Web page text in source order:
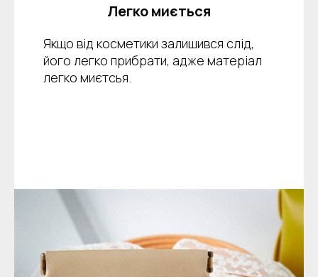
Легко миється
Якщо від косметики залишився слід,
його легко прибрати, адже матеріал
легко миєтсья.